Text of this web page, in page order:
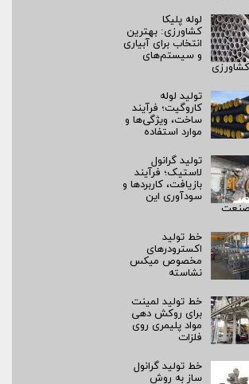
لوله پلیکا
کشاورزی: بهترین
انتخاب برای آبیاری
و سیستم‌های
کشاورزی
تولید لوله
کاروگیت؛ فرآیند
ساخت، ویژگی‌ها و
موارد استفاده
تولید گرانول
لاستیک؛ فرآیند
بازیافت، کاربردها و
سودآوری این
صنعت
خط تولید
اکسترودرهای
مخصوص میکس
نشاسته
خط تولید لمینت
برای روکش‌ دهی
مواد پلیمری روی
فلزات
خط تولید گرانول
ساز به روش